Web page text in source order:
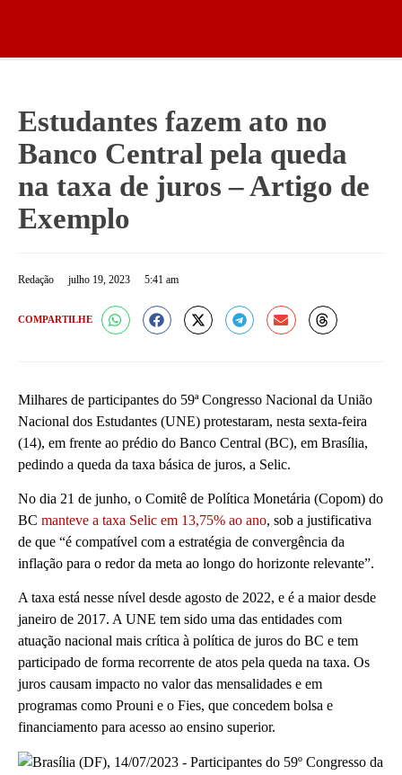
Estudantes fazem ato no
Banco Central pela queda
na taxa de juros – Artigo de
Exemplo
Redação julho 19, 2023 5:41 am
COMPARTILHE
Milhares de participantes do 59ª Congresso Nacional da União
Nacional dos Estudantes (UNE) protestaram, nesta sexta-feira
(14), em frente ao prédio do Banco Central (BC), em Brasília,
pedindo a queda da taxa básica de juros, a Selic.
No dia 21 de junho, o Comitê de Política Monetária (Copom) do
BC manteve a taxa Selic em 13,75% ao ano, sob a justificativa
de que “é compatível com a estratégia de convergência da
inflação para o redor da meta ao longo do horizonte relevante”.
A taxa está nesse nível desde agosto de 2022, e é a maior desde
janeiro de 2017. A UNE tem sido uma das entidades com
atuação nacional mais crítica à política de juros do BC e tem
participado de forma recorrente de atos pela queda na taxa. Os
juros causam impacto no valor das mensalidades e em
programas como Prouni e o Fies, que concedem bolsa e
financiamento para acesso ao ensino superior.